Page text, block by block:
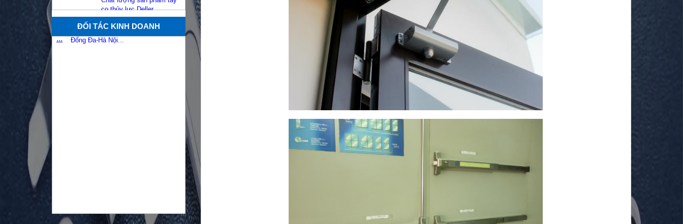
Quảng Ninh...
Mục đích, lợi ích từ cửa
chống cháy và gioăng cửa
ĐỐI TÁC KINH DOANH